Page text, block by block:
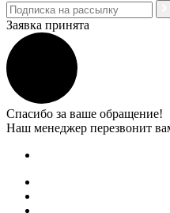
Заявка принята
Спасибо за ваше обращение!
Наш менеджер перезвонит